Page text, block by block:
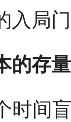
入局
的存
时间